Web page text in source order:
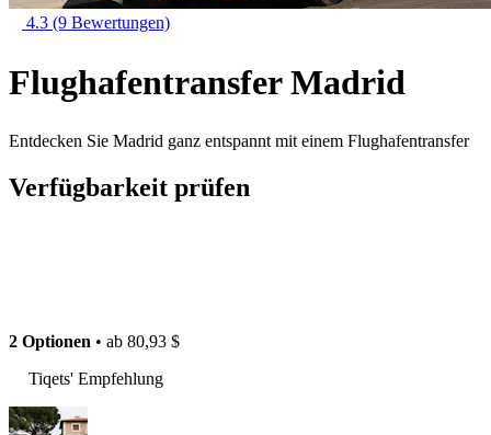
4.3 (9 Bewertungen)
Flughafentransfer Madrid
Entdecken Sie Madrid ganz entspannt mit einem Flughafentransfer
Verfügbarkeit prüfen
2 Optionen • ab 80,93 $
Tiqets' Empfehlung